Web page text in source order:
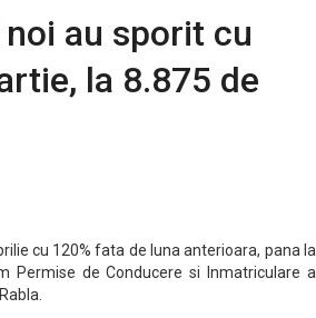
au sporit cu
la 8.875 de
cu 120% fata de luna anterioara, pana la
Permise de Conducere si Inmatriculare a